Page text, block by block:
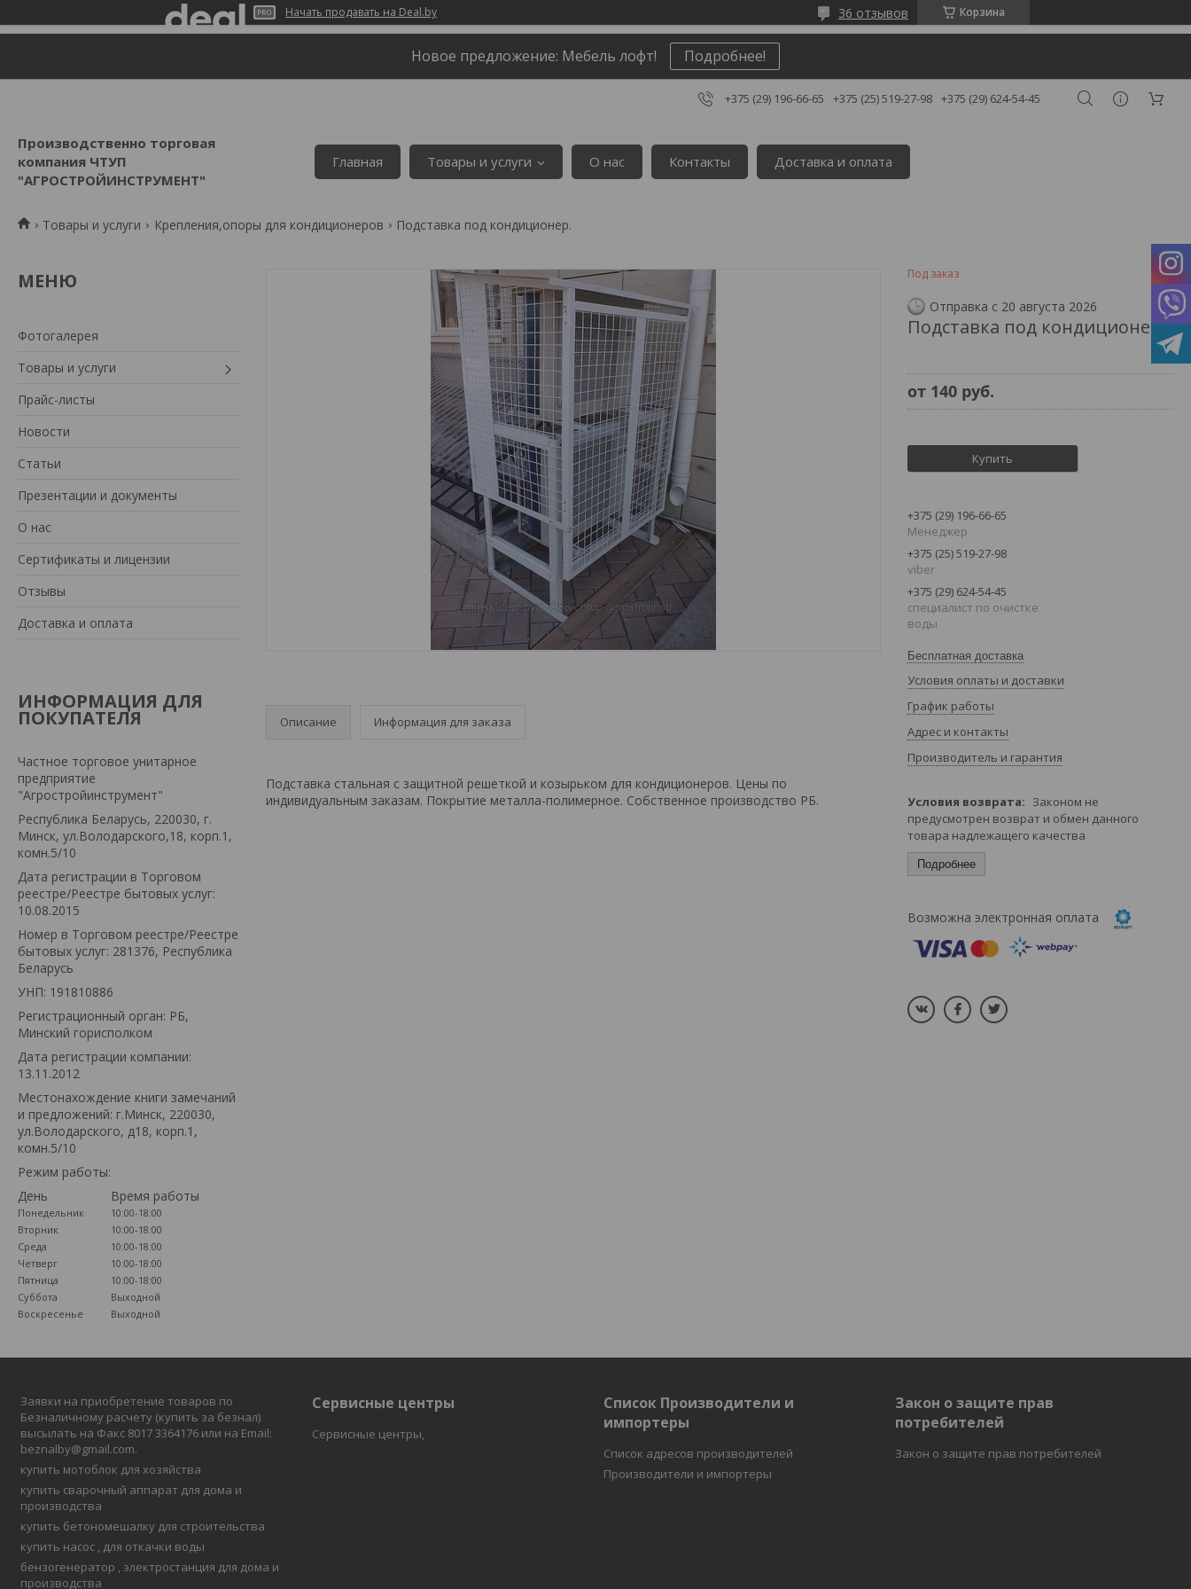
Начать продавать на Deal.by Корзина
36 отзывов
Новое предложение: Мебель лофт! Подробнее!
+375 (29) 196-66-65 +375 (25) 519-27-98 +375 (29) 624-54-45
Производственно торговая
компания ЧТУП
"АГРОСТРОЙИНСТРУМЕНТ"
Главная Товары и услуги О нас Контакты Доставка и оплата
Товары и услуги Крепления,опоры для кондиционеров Подставка под кондиционер.
Фотогалерея
Товары и услуги
Прайс-листы
Новости
Статьи
Презентации и документы
О нас
Сертификаты и лицензии
Отзывы
Доставка и оплата
ИНФОРМАЦИЯ ДЛЯ
ПОКУПАТЕЛЯ
Частное торговое унитарное
предприятие
"Агростройинструмент"
Республика Беларусь, 220030, г.
Минск, ул.Володарского,18, корп.1,
комн.5/10
Дата регистрации в Торговом
реестре/Реестре бытовых услуг:
10.08.2015
Номер в Торговом реестре/Реестре
бытовых услуг: 281376, Республика
Беларусь
УНП: 191810886
Регистрационный орган: РБ,
Минский горисполком
Дата регистрации компании:
13.11.2012
Местонахождение книги замечаний
и предложений: г.Минск, 220030,
ул.Володарского, д18, корп.1,
комн.5/10
Режим работы:
День
Время работы
Понедельник
10:00-18:00
Вторник
10:00-18:00
Среда
10:00-18:00
Четверг
10:00-18:00
Пятница
10:00-18:00
Суббота
Выходной
Воскресенье
Выходной
Описание Информация для заказа
Подставка стальная с защитной решеткой и козырьком для кондиционеров. Цены по
индивидуальным заказам. Покрытие металла-полимерное. Собственное производство РБ.
Под заказ
Отправка с 20 августа 2026
Подставка под кондиционер.
от 140 руб.
Купить
+375 (29) 196-66-65
Менеджер
+375 (25) 519-27-98
viber
+375 (29) 624-54-45
специалист по очистке
воды
Бесплатная доставка
Условия оплаты и доставки
График работы
Адрес и контакты
Производитель и гарантия
Законом не
предусмотрен возврат и обмен данного
товара надлежащего качества
Подробнее
Заявки на приобретение товаров по
Безналичному расчету (купить за безнал)
высылать на Факс 8017 3364176 или на Email:
beznalby@gmail.com.
купить мотоблок для хозяйства
купить сварочный аппарат для дома и
производства
купить бетономешалку для строительства
купить насос , для откачки воды
бензогенератор , электростанция для дома и
производства
Сервисные центры
Сервисные центры,
Список Производители и
импортеры
Список адресов производителей
Производители и импортеры
Закон о защите прав
потребителей
Закон о защите прав потребителей